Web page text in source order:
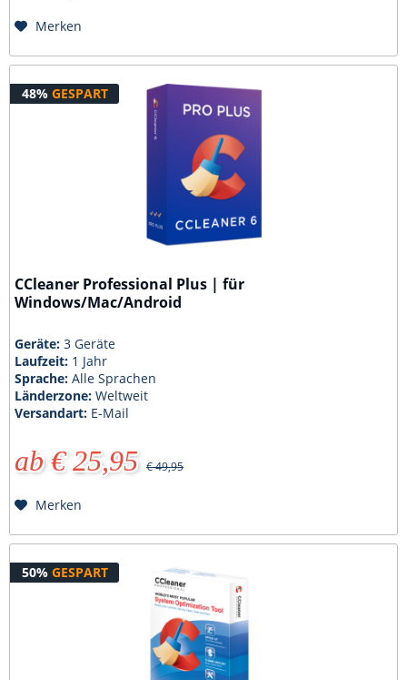
Merken
48% GESPART
CCleaner Professional Plus | für
Windows/Mac/Android
Geräte:3 Geräte
Laufzeit: 1 Jahr
Sprache:Alle Sprachen
Länderzone:Weltweit
Versandart: E-Mail
ab € 25,95 € 49,95
Merken
50% GESPART